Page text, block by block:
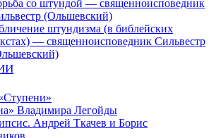
со штундой — священноисповедник
(Ольшевский)
штундизма (в библейских
— священноисповедник Сильвестр
Владимира Легойды
Андрей Ткачев и Борис